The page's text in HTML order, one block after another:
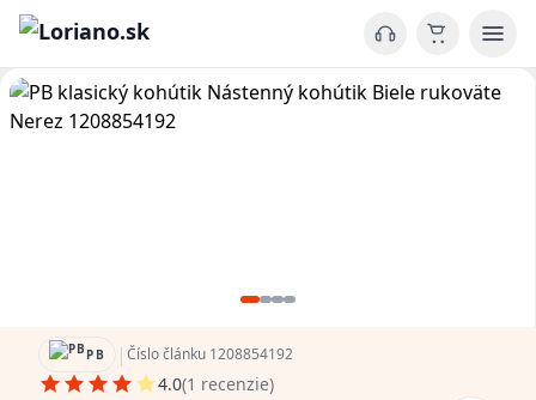
PB | Číslo článku 1208854192
4.0(1 recenzie)